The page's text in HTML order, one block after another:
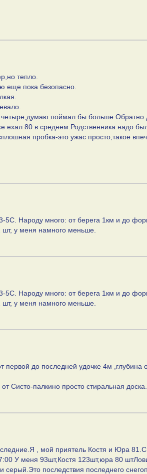
тепло.
еще пока безопасно.
поймал бы больше.Обратно
ехал 80 в среднем.Родственника надо
пробка-это ужас просто,такое
Народу много: от берега 1км и до
у меня намного меньше.
Народу много: от берега 1км и до
у меня намного меньше.
первой до последней удочке 4м
Систо-палкино просто стиральная доска.
, мой приятель Костя и Юра 81.С
У меня 93шт,Костя 123шт,юра 80
серый.Это последствия последнего